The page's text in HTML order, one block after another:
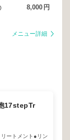
8,000 円
メニュー詳細
17stepTr
ートメント●リン